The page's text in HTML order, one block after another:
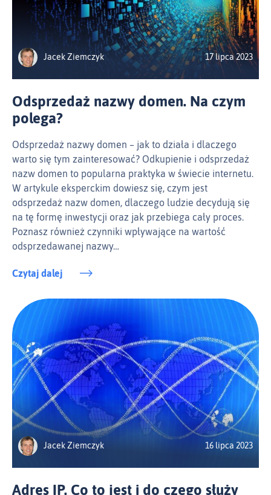
Jacek Ziemczyk 17 lipca 2023
Odsprzedaż nazwy domen. Na czym
polega?
Odsprzedaż nazwy domen – jak to działa i dlaczego
warto się tym zainteresować? Odkupienie i odsprzedaż
nazw domen to popularna praktyka w świecie internetu.
W artykule eksperckim dowiesz się, czym jest
odsprzedaż nazw domen, dlaczego ludzie decydują się
na tę formę inwestycji oraz jak przebiega cały proces.
Poznasz również czynniki wpływające na wartość
odsprzedawanej nazwy…
Czytaj dalej
Jacek Ziemczyk 16 lipca 2023
Adres IP. Co to jest i do czego służy